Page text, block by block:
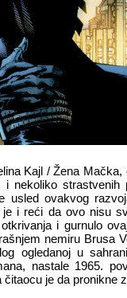
Kajl / Žena Mačka,
nekoliko strastvenih
usled ovakvog
je i reći da ovo nisu
i gurnulo
nemiru Brusa
ogledanoj u
nastale 1965.
je da pronikne